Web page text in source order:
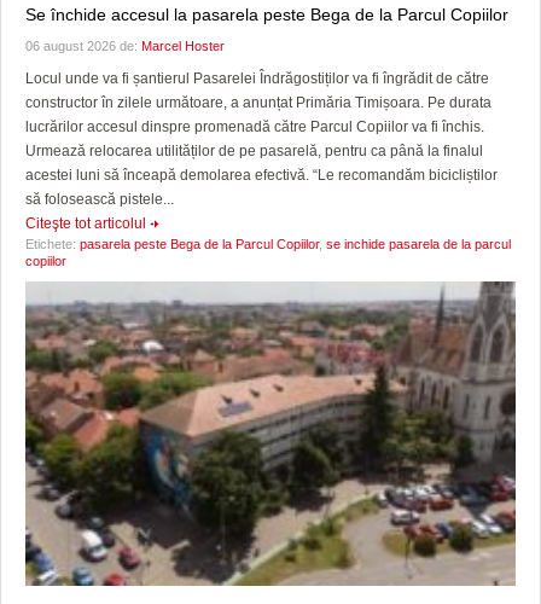
Se închide accesul la pasarela peste Bega de la Parcul Copiilor
06 august 2026 de: Marcel Hoster
Locul unde va fi șantierul Pasarelei Îndrăgostiților va fi îngrădit de către
constructor în zilele următoare, a anunțat Primăria Timișoara. Pe durata
lucrărilor accesul dinspre promenadă către Parcul Copiilor va fi închis.
Urmează relocarea utilităților de pe pasarelă, pentru ca până la finalul
acestei luni să înceapă demolarea efectivă. “Le recomandăm bicicliștilor
să folosească pistele...
Citeşte tot articolul
Etichete: pasarela peste Bega de la Parcul Copiilor, se inchide pasarela de la parcul
copiilor